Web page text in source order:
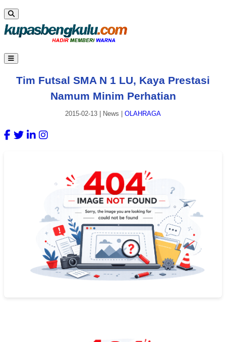
Tim Futsal SMA N 1 LU, Kaya Prestasi
Namum Minim Perhatian
2015-02-13 News OLAHRAGA